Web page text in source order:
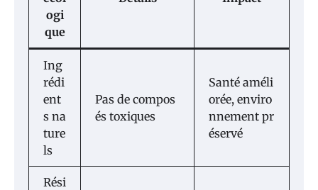
ogi
que
Ing
rédi
ent
s na
ture
ls
Pas de compos
és toxiques
Santé améli
orée, enviro
nnement pr
éservé
Rési